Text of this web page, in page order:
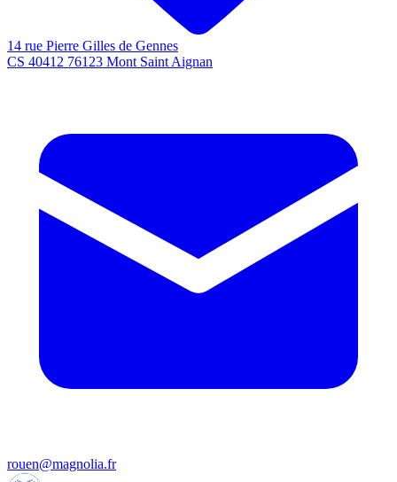
14 rue Pierre Gilles de Gennes
CS 40412 76123 Mont Saint Aignan
rouen@magnolia.fr